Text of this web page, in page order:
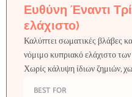
Ευθύνη Έναντι
ελάχιστο)
Καλύπτει σωματικές βλάβες
νόμιμο κυπριακό ελάχιστο
Χωρίς κάλυψη ίδιων ζημιών,
BEST FOR